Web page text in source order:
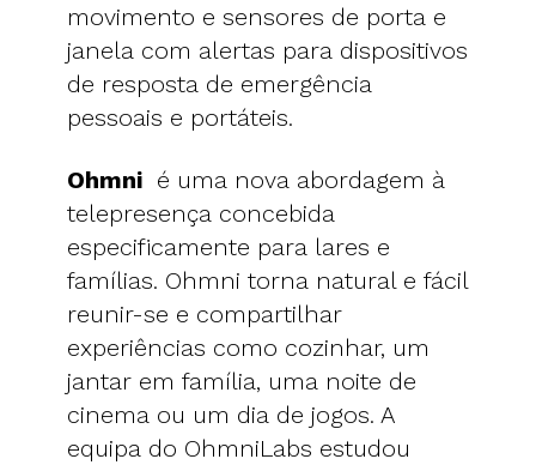
movimento e sensores de porta e
janela com alertas para dispositivos
de resposta de emergência
pessoais e portáteis.
Ohmni é uma nova abordagem à
telepresença concebida
especificamente para lares e
famílias. Ohmni torna natural e fácil
reunir-se e compartilhar
experiências como cozinhar, um
jantar em família, uma noite de
cinema ou um dia de jogos. A
equipa do OhmniLabs estudou